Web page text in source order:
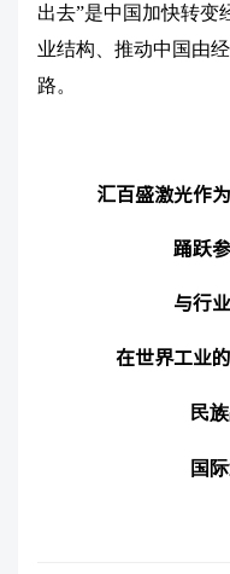
出去”是中国加快转变
业结构、推动中国由
路。
汇百盛激光作
踊跃
与行
在世界工业
民
国